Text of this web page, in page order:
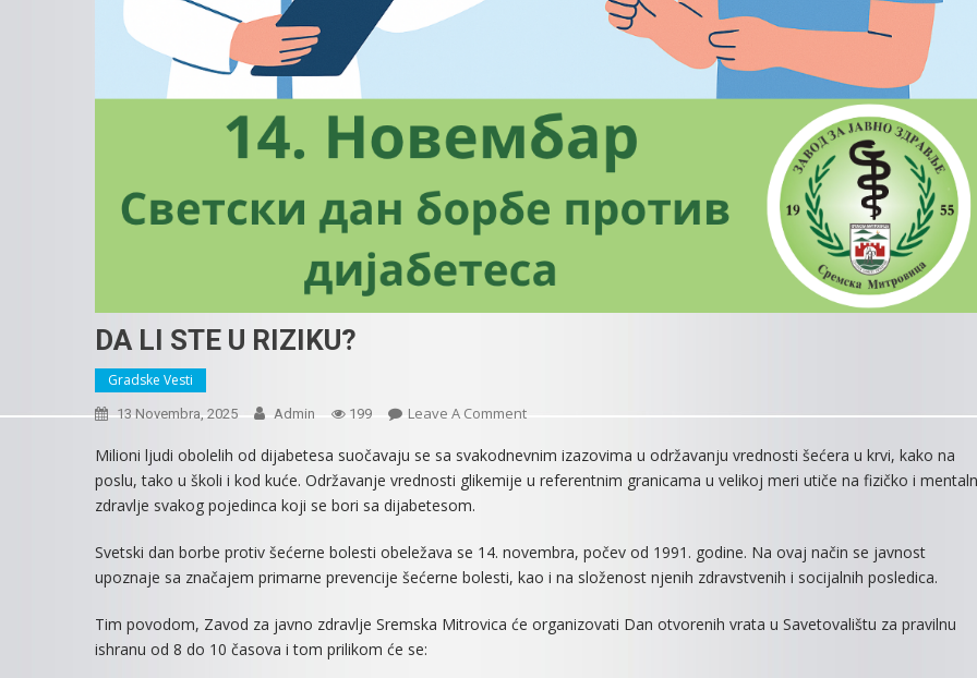
DA LI STE U RIZIKU?
Gradske Vesti
13 Novembra, 2025 Admin 199 Leave A CommentOn
LI
STE
Milioni ljudi obolelih od dijabetesa suočavaju se sa svakodnevnim izazovima u održavanju vrednosti šećera u krvi, kako na
poslu, tako u školi i kod kuće. Održavanje vrednosti glikemije u referentnim granicama u velikoj meri utiče na fizičko i
zdravlje svakog pojedinca koji se bori sa dijabetesom.
Svetski dan borbe protiv šećerne bolesti obeležava se 14. novembra, počev od 1991. godine. Na ovaj način se javnost
upoznaje sa značajem primarne prevencije šećerne bolesti, kao i na složenost njenih zdravstvenih i socijalnih posledica.
Tim povodom, Zavod za javno zdravlje Sremska Mitrovica će organizovati Dan otvorenih vrata u Savetovalištu za pravilnu
ishranu od 8 do 10 časova i tom prilikom će se: